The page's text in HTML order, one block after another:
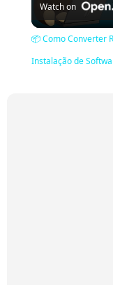
Watch on
📦 Como Converter
Instalação de